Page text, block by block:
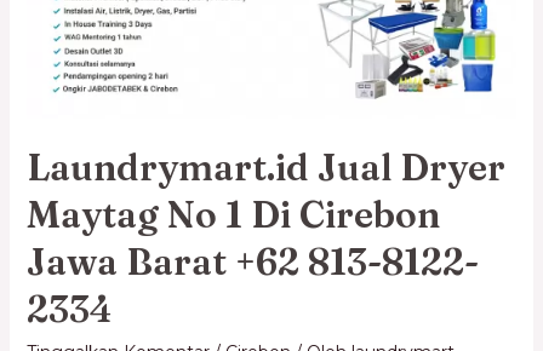
Laundrymart.id Jual Dryer
Maytag No 1 Di Cirebon
Jawa Barat +62 813-8122-
2334